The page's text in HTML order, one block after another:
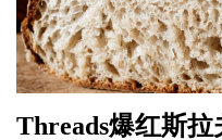
Threads爆红斯